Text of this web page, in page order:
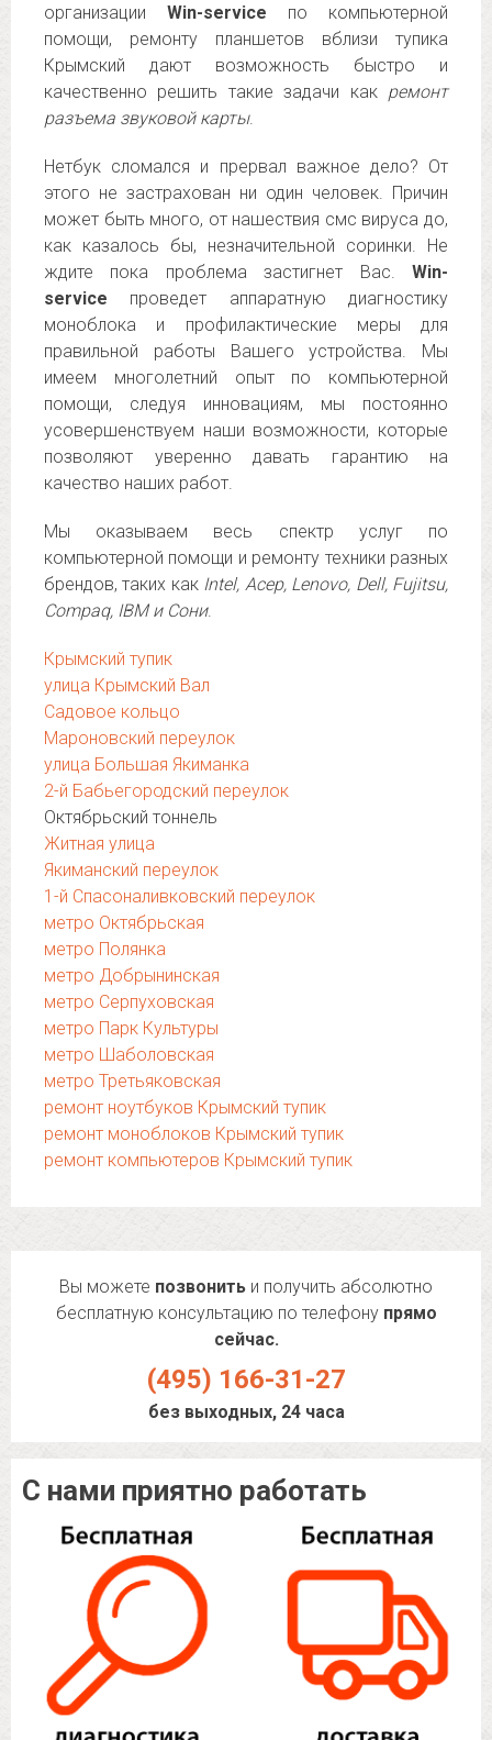
организации Win-service по компьютерной
помощи, ремонту планшетов вблизи тупика
Крымский дают возможность быстро и
качественно решить такие задачи как ремонт
разъема звуковой карты.
Нетбук сломался и прервал важное дело? От
этого не застрахован ни один человек. Причин
может быть много, от нашествия смс вируса до,
как казалось бы, незначительной соринки. Не
ждите пока проблема застигнет Вас. Win-
service проведет аппаратную диагностику
моноблока и профилактические меры для
правильной работы Вашего устройства. Мы
имеем многолетний опыт по компьютерной
помощи, следуя инновациям, мы постоянно
усовершенствуем наши возможности, которые
позволяют уверенно давать гарантию на
качество наших работ.
Мы оказываем весь спектр услуг по
компьютерной помощи и ремонту техники разных
брендов, таких как Intel, Асер, Lenovo, Dell, Fujitsu,
Compaq, IBM и Сони.
Крымский тупик
улица Крымский Вал
Садовое кольцо
Мароновский переулок
улица Большая Якиманка
2-й Бабьегородский переулок
Октябрьский тоннель
Житная улица
Якиманский переулок
1-й Спасоналивковский переулок
метро Октябрьская
метро Полянка
метро Добрынинская
метро Серпуховская
метро Парк Культуры
метро Шаболовская
метро Третьяковская
ремонт ноутбуков Крымский тупик
ремонт моноблоков Крымский тупик
ремонт компьютеров Крымский тупик
Вы можете позвонить и получить абсолютно
бесплатную консультацию по телефону прямо
сейчас.
(495) 166-31-27
без выходных, 24 часа
С нами приятно работать